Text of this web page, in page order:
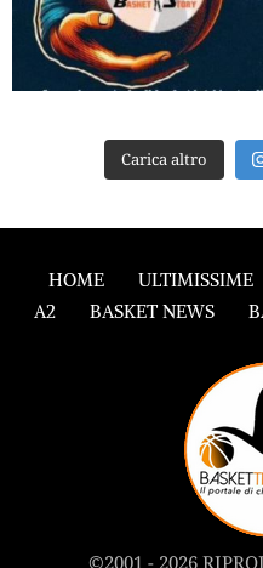
Carica altro
HOME ULTIMISSIME
A2
BASKET NEWS
©2001 - 2026